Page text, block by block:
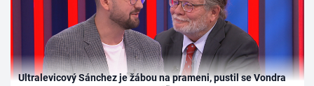
Ultralevicový Sánchez je žábou na prameni, pustil se Vondra